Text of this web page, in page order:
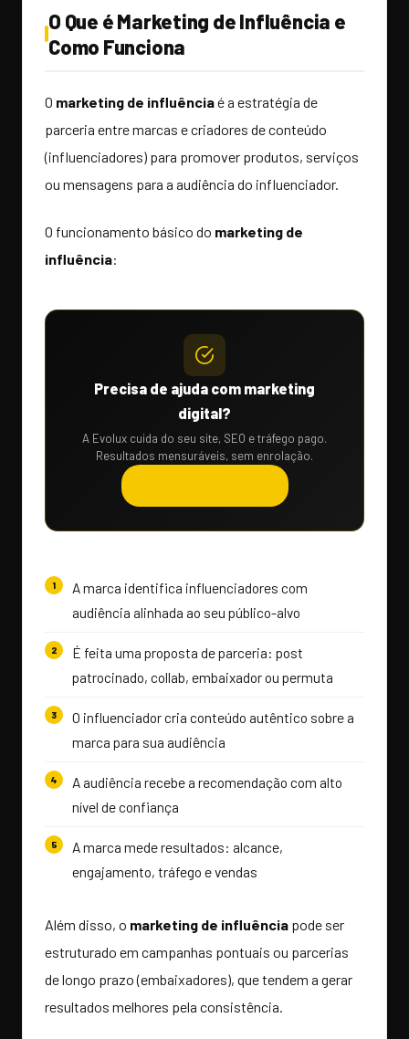
O Que é Marketing de Influência e
Como Funciona
O marketing de influênciaé a estratégia de
parceria entre marcas e criadores de conteúdo
(influenciadores) para promover produtos, serviços
ou mensagens para a audiência do influenciador.
O funcionamento básico do marketing de
influência:
Precisa de ajuda com marketing
digital?
A Evolux cuida do seu site, SEO e tráfego pago.
Resultados mensuráveis, sem enrolação.
A marca identifica influenciadores com
audiência alinhada ao seu público-alvo
É feita uma proposta de parceria: post
patrocinado, collab, embaixador ou permuta
O influenciador cria conteúdo autêntico sobre a
marca para sua audiência
A audiência recebe a recomendação com alto
nível de confiança
A marca mede resultados: alcance,
engajamento, tráfego e vendas
Além disso, o marketing de influência pode ser
estruturado em campanhas pontuais ou parcerias
de longo prazo (embaixadores), que tendem a gerar
resultados melhores pela consistência.